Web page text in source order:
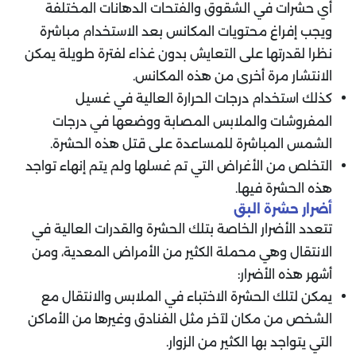
أي حشرات في الشقوق والفتحات الدهانات المختلفة
ويجب إفراغ محتويات المكانس بعد الاستخدام مباشرة
نظرا لقدرتها على التعايش بدون غذاء لفترة طويلة يمكن
الانتشار مرة أخرى من هذه المكانس.
كذلك استخدام درجات الحرارة العالية في غسيل
المفروشات والملابس المصابة ووضعها في درجات
الشمس المباشرة للمساعدة على قتل هذه الحشرة.
التخلص من الأغراض التي تم غسلها ولم يتم إنهاء تواجد
هذه الحشرة فيها.
أضرار حشرة البق
تتعدد الأضرار الخاصة بتلك الحشرة والقدرات العالية في
الانتقال وهي محملة الكثير من الأمراض المعدية، ومن
أشهر هذه الأضرار:
يمكن لتلك الحشرة الاختباء في الملابس والانتقال مع
الشخص من مكان لآخر مثل الفنادق وغيرها من الأماكن
التي يتواجد بها الكثير من الزوار.